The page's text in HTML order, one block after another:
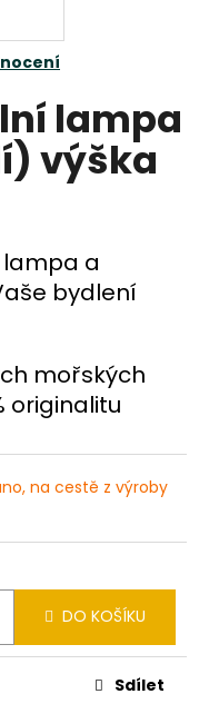
lampa
výška
a
bydlení
mořských
originalitu
na cestě z výroby
DO KOŠÍKU
Sdílet